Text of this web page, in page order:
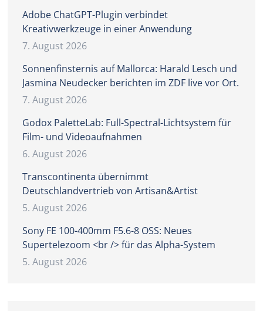
Adobe ChatGPT-Plugin verbindet
Kreativwerkzeuge in einer Anwendung
7. August 2026
Sonnenfinsternis auf Mallorca: Harald Lesch und
Jasmina Neudecker berichten im ZDF live vor Ort.
7. August 2026
Godox PaletteLab: Full-Spectral-Lichtsystem für
Film- und Videoaufnahmen
6. August 2026
Transcontinenta übernimmt
Deutschlandvertrieb von Artisan&Artist
5. August 2026
Sony FE 100-400mm F5.6-8 OSS: Neues
Supertelezoom <br /> für das Alpha-System
5. August 2026